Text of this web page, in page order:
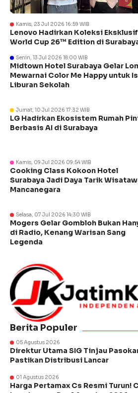
Kamis, 23 Jul 2026 16:59 WIB
Lenovo Hadirkan Koleksi
World Cup 26™ Edition di
Senin, 13 Jul 2026 18:00 WIB
Midtown Hotel Surabaya Gelar
Mewarnai Color Me Happy untuk
Liburan Sekolah
Jumat, 10 Jul 2026 17:32 WIB
LG Hadirkan Ekosistem Rumah
Berbasis AI di Surabaya
Kamis, 09 Jul 2026 09:54 WIB
Cooking Class Kokoon Hotel
Surabaya Jadi Daya Tarik
Mancanegara
Selasa, 07 Jul 2026 14:30 WIB
Mogers Gelar Gombloh Bukan
di Radio, Kenang Warisan Sang
Legenda
Berita Populer
05 Agustus 2026
Direktur Utama SIG Tinjau
Pastikan Distribusi Lancar
01 Agustus 2026
Harga Pertamax Cs Resmi Turun!